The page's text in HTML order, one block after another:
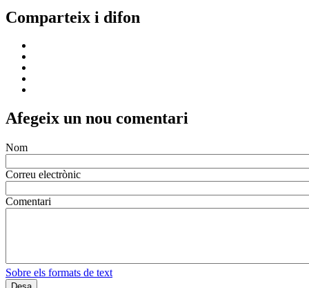
Comparteix i difon
Afegeix un nou comentari
Nom
Correu electrònic
Comentari
Sobre els formats de text